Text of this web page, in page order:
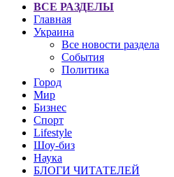
ВСЕ РАЗДЕЛЫ
Главная
Украина
Все новости раздела
События
Политика
Город
Мир
Бизнес
Спорт
Lifestyle
Шоу-биз
Наука
БЛОГИ ЧИТАТЕЛЕЙ